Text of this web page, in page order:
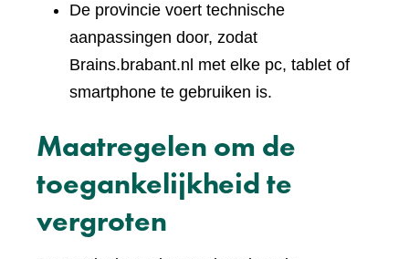
De provincie voert technische
aanpassingen door, zodat
Brains.brabant.nl met elke pc, tablet of
smartphone te gebruiken is.
Maatregelen om de
toegankelijkheid te
vergroten